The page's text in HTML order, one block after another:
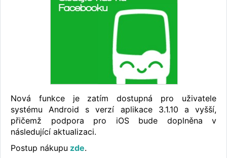
Nová funkce je zatím dostupná pro uživatele
systému Android s verzí aplikace 3.1.10 a vyšší,
přičemž podpora pro iOS bude doplněna v
následující aktualizaci.
Postup nákupu zde.